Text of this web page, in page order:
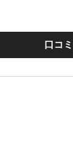
口コミ